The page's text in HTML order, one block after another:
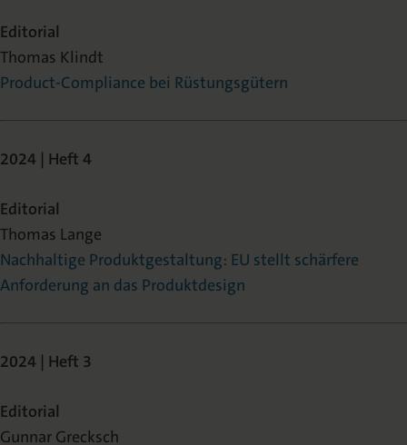
Editorial
Thomas Klindt
Product-Compliance bei Rüstungsgütern
2024 | Heft 4
Editorial
Thomas Lange
Nachhaltige Produktgestaltung: EU stellt schärfere
Anforderung an das Produktdesign
2024 | Heft 3
Editorial
Gunnar Grecksch